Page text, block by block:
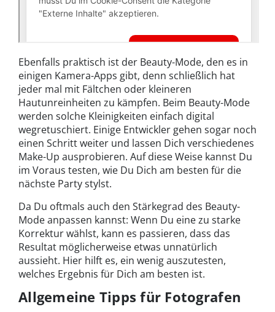
Ebenfalls praktisch ist der Beauty-Mode, den es in
einigen Kamera-Apps gibt, denn schließlich hat
jeder mal mit Fältchen oder kleineren
Hautunreinheiten zu kämpfen. Beim Beauty-Mode
werden solche Kleinigkeiten einfach digital
wegretuschiert. Einige Entwickler gehen sogar noch
einen Schritt weiter und lassen Dich verschiedenes
Make-Up ausprobieren. Auf diese Weise kannst Du
im Voraus testen, wie Du Dich am besten für die
nächste Party stylst.
Da Du oftmals auch den Stärkegrad des Beauty-
Mode anpassen kannst: Wenn Du eine zu starke
Korrektur wählst, kann es passieren, dass das
Resultat möglicherweise etwas unnatürlich
aussieht. Hier hilft es, ein wenig auszutesten,
welches Ergebnis für Dich am besten ist.
Allgemeine Tipps für Fotografen